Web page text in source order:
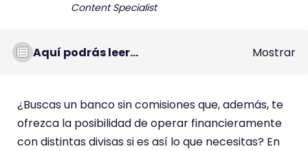
n
t
r
i
o
Content Specialist
Aquí podrás leer... Mostrar
¿Buscas un banco sin comisiones que, además, te
ofrezca la posibilidad de operar financieramente
con distintas divisas si es así lo que necesitas? En